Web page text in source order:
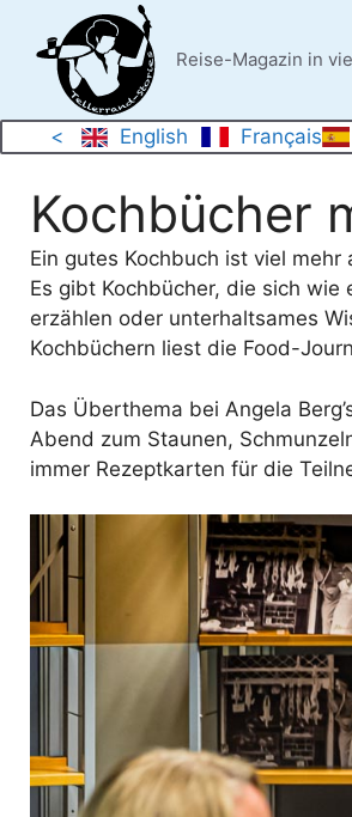
Inhalt
springen
Reise-Magazin in
< English Français
Kochbücher
Ein gutes Kochbuch ist viel
Es gibt Kochbücher, die sich
erzählen oder unterhaltsames
Kochbüchern liest die Food-
Das Überthema bei Angela
Abend zum Staunen,
immer Rezeptkarten für die